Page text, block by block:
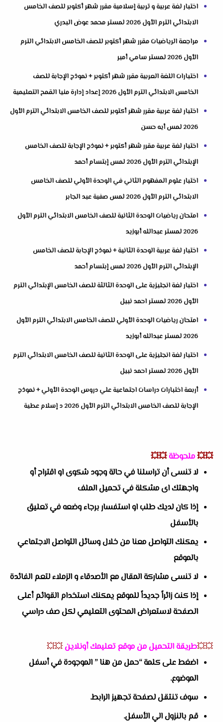
اختبار لغة عربية و تربية إسلامية مقرر شهر أكتوبر للصف الخامس
الابتدائي الترم الأول 2026 لمستر محمد عوض البدري
مراجعة الرياضيات مقرر شهر أكتوبر للصف الخامس الابتدائي الترم
الأول 2026 لمستر سامي أمير
اختبارات اللغة العربية مقرر شهر أكتوبر + نموذج الإجابة للصف
الخامس الابتدائي الترم الأول 2026 إعداد إدارة منيا القمح التعليمية
اختبار لغة عربية مقرر شهر أكتوبر للصف الخامس الابتدائي الترم الأول
2026 لمس أيه حسن
اختبار لغة عربية مقرر شهر أكتوبر + نموذج الإجابة للصف الخامس
الإبتدائي الترم الأول 2026 لمس إبتسام أحمد
اختبار علوم المفهوم الثاني في الوحدة الأولي للصف الخامس
الابتدائي الترم الأول 2026 لمس صفية عبد الجابر
امتحان رياضيات الوحدة الثانية للصف الخامس الابتدائي الترم الأول
2026 لمستر عبدالله أبوزيد
اختبار لغة عربية الوحدة الثانية + نموذج الإجابة للصف الخامس
الإبتدائي الترم الأول 2026 لمس إبتسام أحمد
اختبار لغة انجليزية على الوحدة الثالثة للصف الخامس الإبتدائي الترم
الأول 2026 لمستر احمد نبيل
امتحان رياضيات الوحدة الأولي للصف الخامس الابتدائي الترم الأول
2026 لمستر عبدالله أبوزيد
اختبار لغة انجليزية على الوحدة الثانية للصف الخامس الابتدائي الترم
الأول 2026 لمستر احمد نبيل
أربعة اختبارات دراسات اجتماعية علي دروس الوحدة الأولي + نموذج
الإجابة للصف الخامس الابتدائي الترم الأول 2026 د إسلام عطية
💥💥ملحوظة💥💥
لا تنسى أن تراسلنا في حالة وجود شكوى او اقتراح أو
واجهتك اى مشكلة في تحميل الملف
إذا كان لديك طلب او استفسار برجاء وضعه في تعليق
بالأسفل
يمكنك التواصل معنا من خلال وسائل التواصل الاجتماعي
بالموقع
لا تنسى مشاركة المقال مع الأصدقاء و الزملاء لتعم الفائدة
إذا كنت زائراً جديداً للموقع يمكنك استخدام القوائم أعلى
الصفحة لاستعراض المحتوى التعليمي لكل صف دراسي
💥💥طريقة التحميل من موقع تعليمك أونلاين💥💥
اضغط على كلمة “حمل من هنا ” الموجودة في أسفل
الموضوع.
سوف تنتقل لصفحة تجهيز الرابط.
قم بالنزول الي الأسفل.